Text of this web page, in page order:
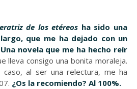
de los etéreos ha sido una
que me ha dejado con un
Una novela que me ha hecho reír
lleva consigo una bonita moraleja.
al ser una relectura, me ha
¿Os la recomiendo? Al 100%.